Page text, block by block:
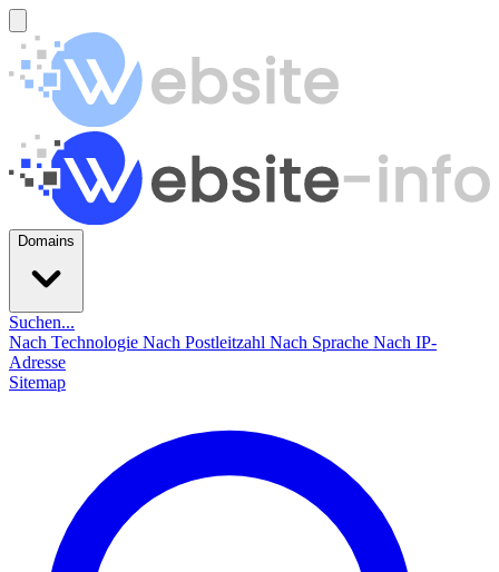
Domains
Suchen...
Nach Technologie Nach Postleitzahl Nach Sprache Nach IP-
Adresse
Sitemap